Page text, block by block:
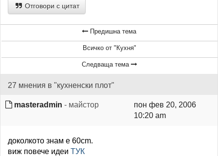
Отговори с цитат
Предишна тема
Всичко от "Кухня"
Следваща тема
27 мнения в "кухненски плот"
masteradmin - майстор
пон фев 20, 2006
10:20 am
доколкото знам е 60cm.
виж повече идеи ТУК